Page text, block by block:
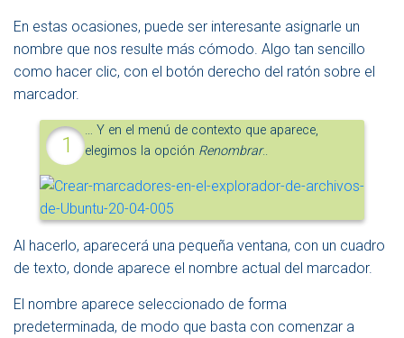
En estas ocasiones, puede ser interesante asignarle un
nombre que nos resulte más cómodo. Algo tan sencillo
como hacer clic, con el botón derecho del ratón sobre el
marcador.
… Y en el menú de contexto que aparece,
elegimos la opción Renombrar..
Al hacerlo, aparecerá una pequeña ventana, con un cuadro
de texto, donde aparece el nombre actual del marcador.
El nombre aparece seleccionado de forma
predeterminada, de modo que basta con comenzar a